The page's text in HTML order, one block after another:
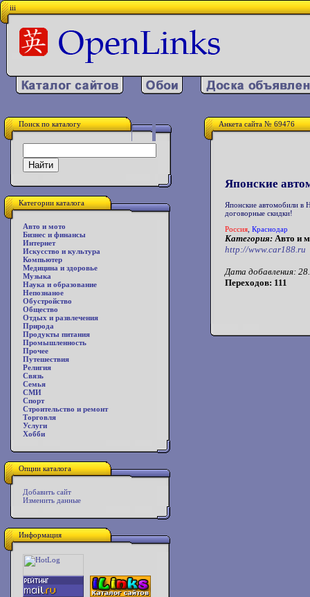
iii
Поиск по каталогу
Категории каталога
Авто и мото
Бизнес и финансы
Интернет
Искусство и культура
Компьютер
Медицина и здоровье
Музыка
Наука и образование
Непознаное
Обустройство
Общество
Отдых и развлечения
Природа
Продукты питания
Промышленность
Прочее
Путешествия
Религия
Связь
Семья
СМИ
Спорт
Строительство и ремонт
Торговля
Услуги
Хобби
Опции каталога
Добавить сайт
Изменить данные
Информация
Анкета сайта № 69476
Японские
Японские автомобили в
договорные скидки!
Россия Краснодар
Категория: Авто и
http://www.car188.ru
Дата добавления:
Переходов: 111